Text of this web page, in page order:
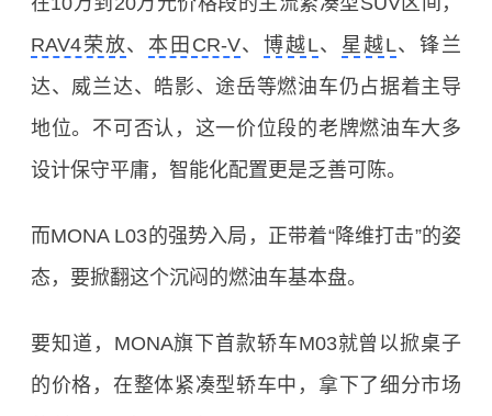
RAV4荣放、 本田CR-V、博越L、 星越L、锋兰
达、威兰达、皓影、途岳等燃油车仍占据着主导
地位。不可否认，这一价位段的老牌燃油车大多
设计保守平庸，智能化配置更是乏善可陈。
而MONA L03的强势入局，正带着“降维打击”的姿
态，要掀翻这个沉闷的燃油车基本盘。
要知道，MONA旗下首款轿车M03就曾以掀桌子
的价格，在整体紧凑型轿车中，拿下了细分市场